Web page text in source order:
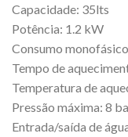
Capacidade: 35lts
Potência: 1.2 kW
Consumo
Tempo de
Temperatura de
Pressão máxima: 8
Entrada/saída de